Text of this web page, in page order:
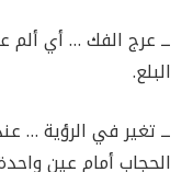
ــ عرج الفك … أي ألم
البلع.
ــ تغير في الرؤية …
الحجاب أمام عين